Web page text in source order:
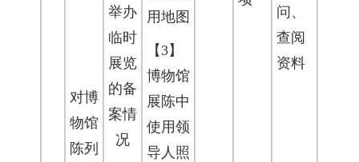
对博
物馆
陈列
举办
临时
展览
的备
案情
况
用地图
【3】
博物馆
展陈中
使用领
导人照
问、
查阅
资料